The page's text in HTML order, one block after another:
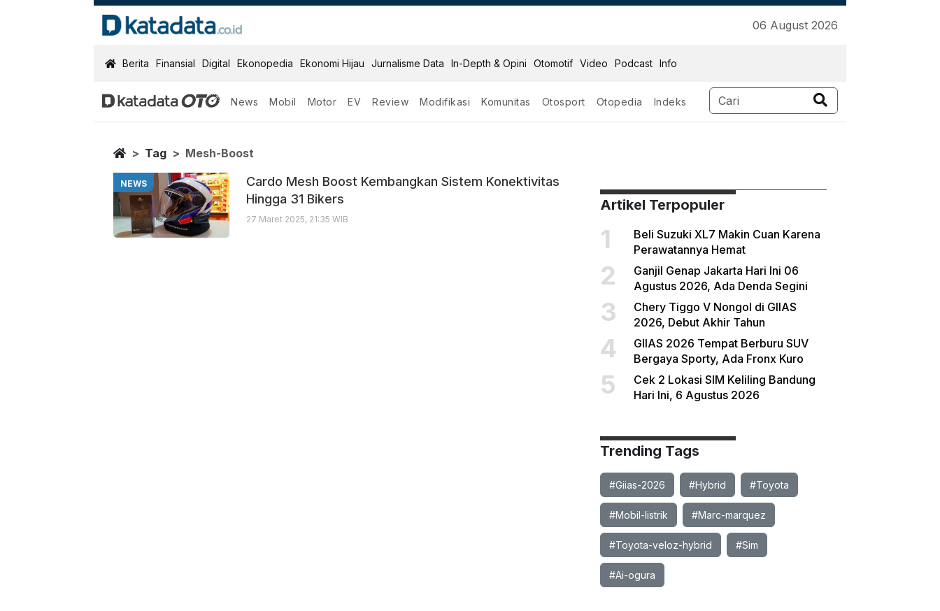
06 August 2026
KatadataOTO
Berita Finansial Digital Ekonopedia Ekonomi Hijau Jurnalisme Data In-Depth & Opini Otomotif Video Podcast Info
News Mobil Motor EV Review Modifikasi Komunitas Otosport Otopedia Indeks
Mesh Boost
Berita Terbaru
Home
Tag Mesh-Boost
NEWS
Cardo Mesh Boost Kembangkan Sistem Konektivitas
Hingga 31 Bikers
27 Maret 2025, 21:35 WIB
Artikel Terpopuler
1
Beli Suzuki XL7 Makin Cuan Karena
Perawatannya Hemat
2
Ganjil Genap Jakarta Hari Ini 06
Agustus 2026, Ada Denda Segini
3
Chery Tiggo V Nongol di GIIAS
2026, Debut Akhir Tahun
4
GIIAS 2026 Tempat Berburu SUV
Bergaya Sporty, Ada Fronx Kuro
5
Cek 2 Lokasi SIM Keliling Bandung
Hari Ini, 6 Agustus 2026
Trending Tags
#Giias-2026 #Hybrid #Toyota
#Mobil-listrik #Marc-marquez
#Toyota-veloz-hybrid #Sim
#Ai-ogura